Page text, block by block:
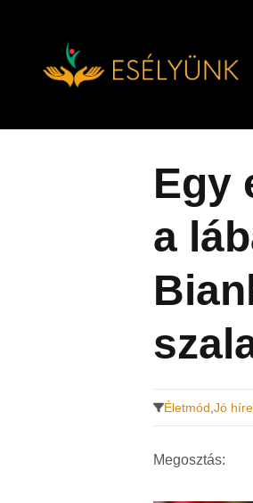
Egy
a
Életmód Jó
Megosztás: